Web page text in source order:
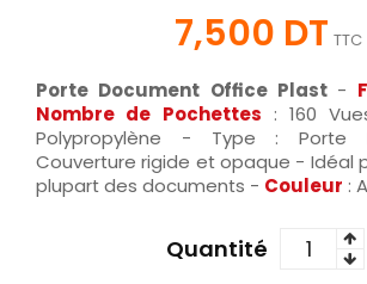
7,500 DT TTC
Porte Document Office Plast -
Nombre de Pochettes : 160
Polypropylène - Type : Porte
Couverture rigide et opaque - Idéal
plupart des documents - Couleur :
Quantité